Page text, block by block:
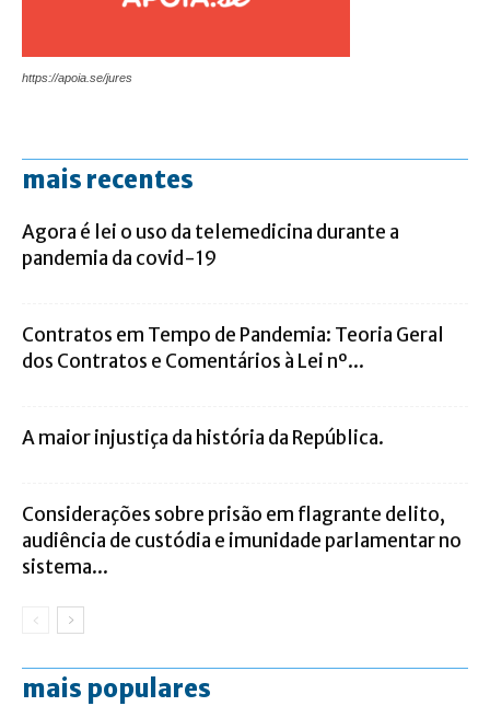
https://apoia.se/jures
mais recentes
Agora é lei o uso da telemedicina durante a
pandemia da covid-19
Contratos em Tempo de Pandemia: Teoria Geral
dos Contratos e Comentários à Lei nº...
A maior injustiça da história da República.
Considerações sobre prisão em flagrante delito,
audiência de custódia e imunidade parlamentar no
sistema...
mais populares